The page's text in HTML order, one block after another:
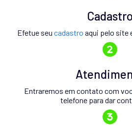
Cadastro
Efetue seu cadastro aqui pelo site
Entraremos em contato com
telefone para dar